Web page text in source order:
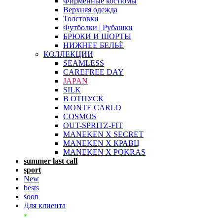
Верхняя одежда
Толстовки
Футболки | Рубашки
БРЮКИ И ШОРТЫ
НИЖНЕЕ БЕЛЬЁ
КОЛЛЕКЦИИ
SEAMLESS
CAREFREE DAY
JAPAN
SILK
В ОТПУСК
MONTE CARLO
COSMOS
OUT-SPRITZ-FIT
MANEKEN X SECRET
MANEKEN X КРАВЦ
MANEKEN X POKRAS
summer last call
sport
New
bests
soon
Для клиента